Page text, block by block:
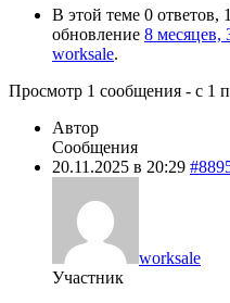
В этой теме 0 ответов,
обновление 8 месяцев,
worksale.
Просмотр 1 сообщения - с 1
Автор
Сообщения
20.11.2025 в 20:29
worksale
Участник